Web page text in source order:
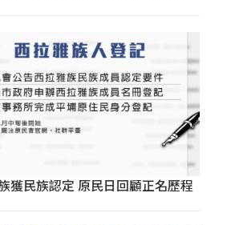
獲民族認定 原民日回顧正名歷程